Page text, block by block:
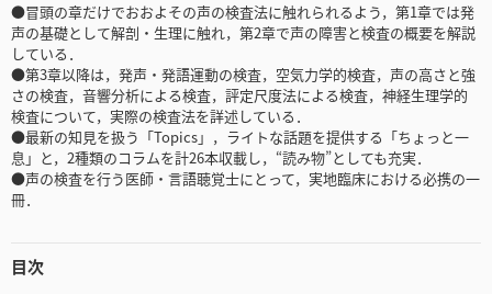
●冒頭の章だけでおおよその声の検査法に触れられるよう，第1章では発
声の基礎として解剖・生理に触れ，第2章で声の障害と検査の概要を解説
している．
●第3章以降は，発声・発語運動の検査，空気力学的検査，声の高さと強
さの検査，音響分析による検査，評定尺度法による検査，神経生理学的
検査について，実際の検査法を詳述している．
●最新の知見を扱う「Topics」，ライトな話題を提供する「ちょっと一
息」と，2種類のコラムを計26本収載し，“読み物”としても充実．
●声の検査を行う医師・言語聴覚士にとって，実地臨床における必携の一
冊．
目次